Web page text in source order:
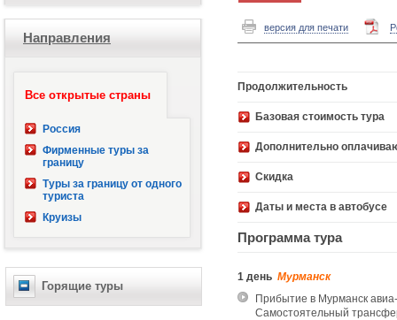
версия для печати
Продолжительность
Базовая стоимость
Дополнительно
Скидка
Даты и места в автобусе
Программа тура
1 день Мурманск
Прибытие в Мурманск
Самостоятельный
Направления
Все открытые страны
Россия
Фирменные туры за
границу
Туры за границу от одного
туриста
Круизы
Горящие туры